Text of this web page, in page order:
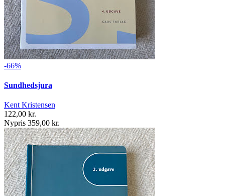
-66%
Sundhedsjura
Kent Kristensen
122,00 kr.
Nypris 359,00 kr.